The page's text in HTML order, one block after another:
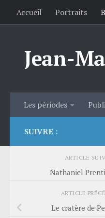
Skip to content
Accueil Portraits
Jean-
Les périodes
SUIVRE :
ARTICLE
Nathaniel
ARTICLE
Le cratère de